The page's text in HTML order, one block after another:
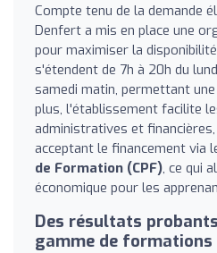
Compte tenu de la demande
Denfert a mis en place une
pour maximiser la
s'étendent de 7h à 20h du
samedi matin, permettant
plus, l'établissement facilite
administratives et
acceptant le financement via
de Formation (CPF), ce qui
économique pour les
Des résultats
gamme de formations